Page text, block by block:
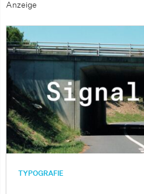
Anzeige
TYPOGRAFIE